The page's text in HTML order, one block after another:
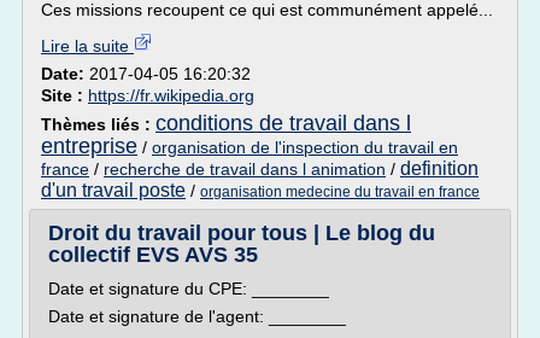
Ces missions recoupent ce qui est communément appelé...
Lire la suite
Date: 2017-04-05 16:20:32
Site : https://fr.wikipedia.org
Thèmes liés : conditions de travail dans l
entreprise / organisation de l'inspection du travail en
france / recherche de travail dans l animation / definition
d'un travail poste / organisation medecine du travail en france
Droit du travail pour tous | Le blog du
collectif EVS AVS 35
Date et signature du CPE: ________
Date et signature de l'agent: ________